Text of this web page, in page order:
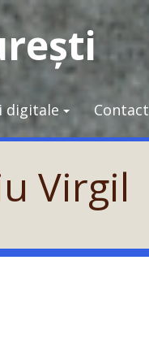
digitale Contact
Virgil